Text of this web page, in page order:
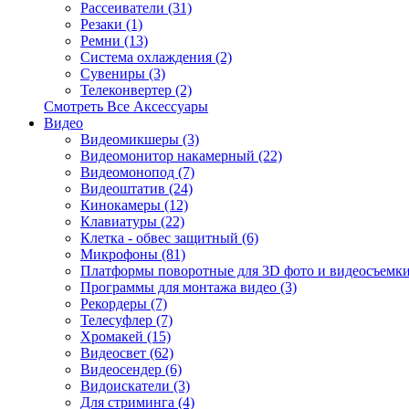
Рассеиватели (31)
Резаки (1)
Ремни (13)
Система охлаждения (2)
Сувениры (3)
Телеконвертер (2)
Смотреть Все Аксессуары
Видео
Видеомикшеры (3)
Видеомонитор накамерный (22)
Видеомонопод (7)
Видеоштатив (24)
Кинокамеры (12)
Клавиатуры (22)
Клетка - обвес защитный (6)
Микрофоны (81)
Платформы поворотные для 3D фото и
Программы для монтажа видео (3)
Рекордеры (7)
Телесуфлер (7)
Хромакей (15)
Видеосвет (62)
Видеосендер (6)
Видоискатели (3)
Для стриминга (4)